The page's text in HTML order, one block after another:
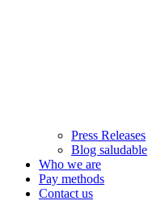
Press Releases
Blog saludable
Who we are
Pay methods
Contact us